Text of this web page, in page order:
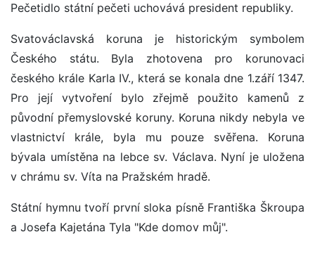
Pečetidlo státní pečeti uchovává president republiky.
Svatováclavská koruna je historickým symbolem
Českého státu. Byla zhotovena pro korunovaci
českého krále Karla IV., která se konala dne 1.září 1347.
Pro její vytvoření bylo zřejmě použito kamenů z
původní přemyslovské koruny. Koruna nikdy nebyla ve
vlastnictví krále, byla mu pouze svěřena. Koruna
bývala umístěna na lebce sv. Václava. Nyní je uložena
v chrámu sv. Víta na Pražském hradě.
Státní hymnu tvoří první sloka písně Františka Škroupa
a Josefa Kajetána Tyla "Kde domov můj".